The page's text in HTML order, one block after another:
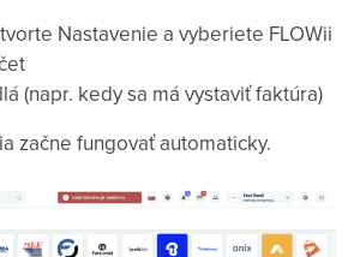
Nastavenie a vyberiete FLOWii
(napr. kedy sa má vystaviť faktúra)
začne fungovať automaticky.